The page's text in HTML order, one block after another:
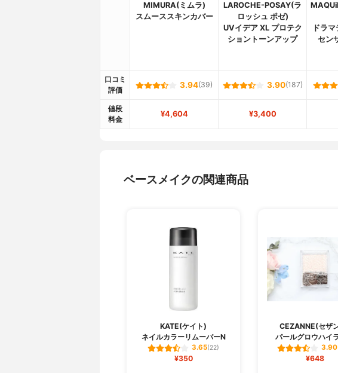
MIMURA(ミムラ)
スムーススキンカバー
LAROCHE-POSAY(ラ
ロッシュ ポゼ)
UVイデア XL プロテク
ショントーンアップ
ドラ
セン
口コミ
評価
3.94(39) 3.90(187)
値段
料金
¥4,604 ¥3,400
ベースメイクの関連商品
KATE(ケイト)
ネイルカラーリムーバーN
3.65(22)
¥350
CEZANNE(セザ
パールグロウハイ
3.90
¥648